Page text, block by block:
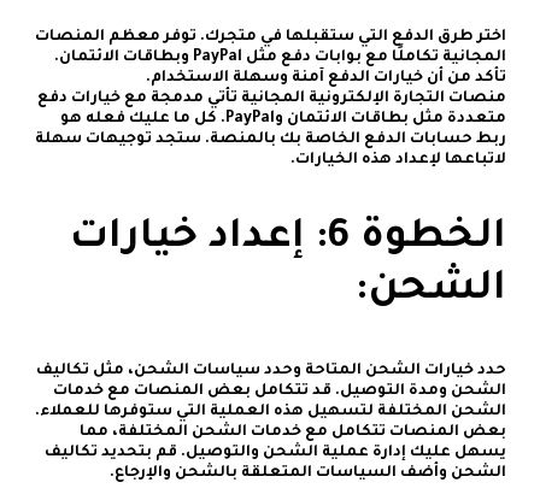
اختر طرق الدفع التي ستقبلها في متجرك. توفر معظم المنصات
المجانية تكاملًا مع بوابات دفع مثل PayPal وبطاقات الائتمان.
تأكد من أن خيارات الدفع آمنة وسهلة الاستخدام.
منصات التجارة الإلكترونية المجانية تأتي مدمجة مع خيارات دفع
متعددة مثل بطاقات الائتمان وPayPal. كل ما عليك فعله هو
ربط حسابات الدفع الخاصة بك بالمنصة. ستجد توجيهات سهلة
لاتباعها لإعداد هذه الخيارات.
الخطوة 6: إعداد خيارات
الشحن:
حدد خيارات الشحن المتاحة وحدد سياسات الشحن، مثل تكاليف
الشحن ومدة التوصيل. قد تتكامل بعض المنصات مع خدمات
الشحن المختلفة لتسهيل هذه العملية التي ستوفرها للعملاء.
بعض المنصات تتكامل مع خدمات الشحن المختلفة، مما
يسهل عليك إدارة عملية الشحن والتوصيل. قم بتحديد تكاليف
الشحن وأضف السياسات المتعلقة بالشحن والإرجاع.